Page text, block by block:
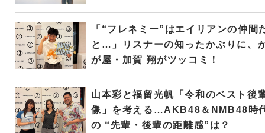
「“フレネミー”はエイリアンの仲間
と…」リスナーの知ったかぶりに、
が屋・加賀 翔がツッコミ！
山本彩と福留光帆「令和のベスト後
像」を考える…AKB48＆NMB48時
の “先輩・後輩の距離感”は？